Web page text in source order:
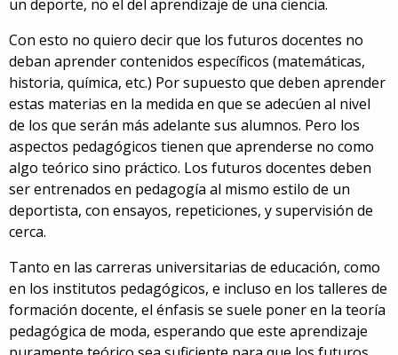
un deporte, no el del aprendizaje de una ciencia.
Con esto no quiero decir que los futuros docentes no
deban aprender contenidos específicos (matemáticas,
historia, química, etc.) Por supuesto que deben aprender
estas materias en la medida en que se adecúen al nivel
de los que serán más adelante sus alumnos. Pero los
aspectos pedagógicos tienen que aprenderse no como
algo teórico sino práctico. Los futuros docentes deben
ser entrenados en pedagogía al mismo estilo de un
deportista, con ensayos, repeticiones, y supervisión de
cerca.
Tanto en las carreras universitarias de educación, como
en los institutos pedagógicos, e incluso en los talleres de
formación docente, el énfasis se suele poner en la teoría
pedagógica de moda, esperando que este aprendizaje